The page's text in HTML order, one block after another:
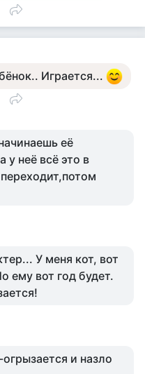
Играется...
её
у неё всё это в
У меня кот, вот
ему вот год будет.
и назло